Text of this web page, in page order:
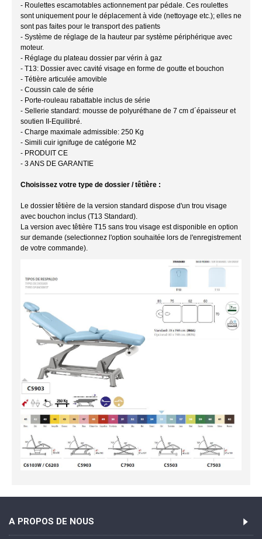
- Roulettes escamotables actionnement par pédale. Ces roulettes
sont uniquement pour le déplacement à vide (nettoyage etc.); elles ne
sont pas faites pour le transport des patients
- Système de réglage de la hauteur par système périphérique avec
moteur.
- Réglage du plateau dossier par vérin à gaz
- T13: Dossier avec cavité visage en forme de goutte et bouchon
- Tétière articulée amovible
- Coussin cale de série
- Porte-rouleau rabattable inclus de série
- Sellerie standard: mousse de polyuréthane de 7 cm d´épaisseur et
soutien II-Equilibré.
- Charge maximale admissible: 250 Kg
- Simili cuir ignifuge de catégorie M2
- PRODUIT CE
- 3 ANS DE GARANTIE
Choisissez votre type de dossier / têtière :
Le dossier têtière de la version standard dispose d'un trou visage
avec bouchon inclus (T13 Standard).
La version avec têtière T15 sans trou visage est disponible en option
sur demande (selectionnez l'option souhaitée lors de l'enregistrement
de votre commande).
A PROPOS DE NOUS